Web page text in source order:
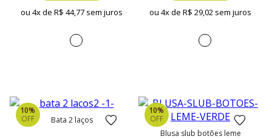
ou 4x de R$ 44,77 sem juros ou 4x de R$ 29,02 sem juros
10%
OFF
bata 2 laços
10%
OFF
blusa slub botões leme